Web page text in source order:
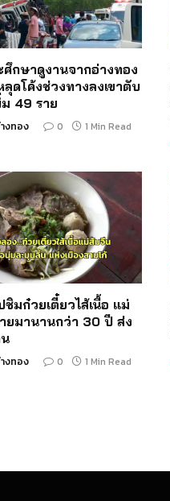
กษาดูงานจากอ่างทอง
ลุดโค้งช่วงทางลงเขาตับ
ม 49 ราย
งทอง 0 1 Min Read
ชิมก๋วยเตี๋ยวไส้เนื้อ แม่
ยมานานกว่า 30 ปี ส่ง
งทอง 0 1 Min Read